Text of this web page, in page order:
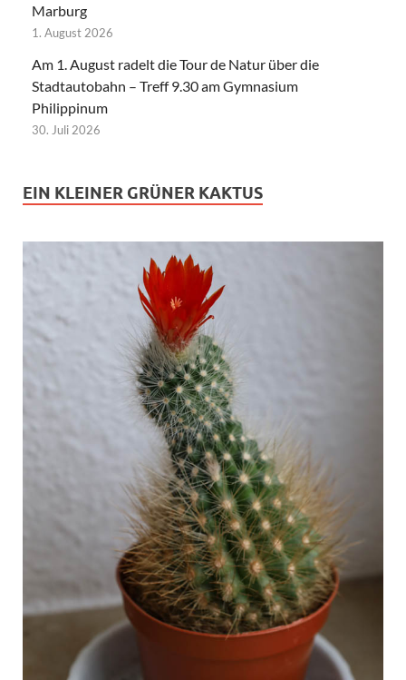
Marburg
1. August 2026
Am 1. August radelt die Tour de Natur über die
Stadtautobahn – Treff 9.30 am Gymnasium
Philippinum
30. Juli 2026
EIN KLEINER GRÜNER KAKTUS